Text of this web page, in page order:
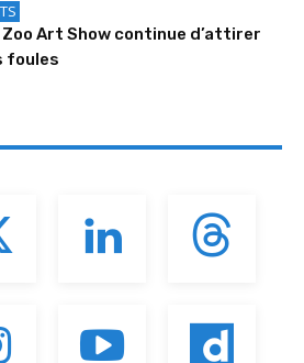
Zoo Art Show continue d’attirer
foules